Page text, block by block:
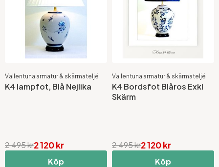
Vallentuna armatur & skärmateljé
K4 lampfot, Blå Nejlika
2 120 kr
2 495 kr
Köp
Vallentuna armatur & skärmateljé
K4 Bordsfot Blåros Exkl
Skärm
2 120 kr
2 495 kr
Köp